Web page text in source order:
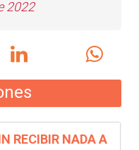
2022
RECIBIR NADA A